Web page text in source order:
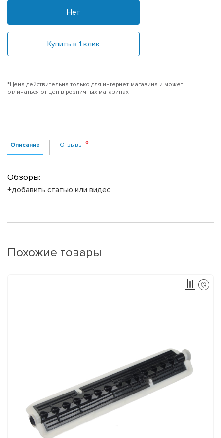
Нет
Купить в 1 клик
*Цена действительна только для интернет-магазина и может
отличаться от цен в розничных магазинах
Описание Отзывы
Обзоры:
+добавить статью или видео
Похожие товары